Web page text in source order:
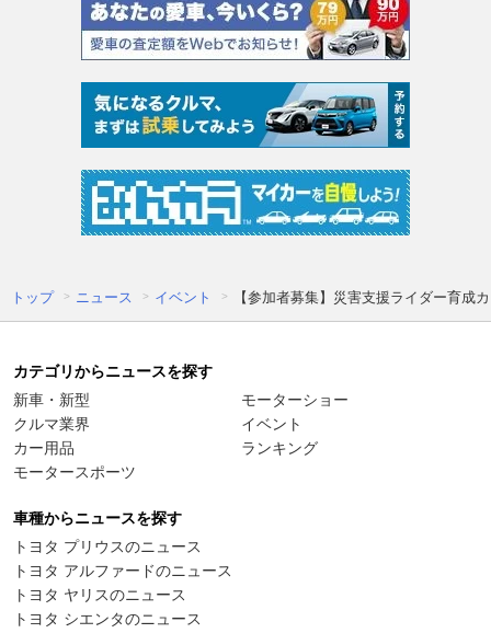
トップ ニュース イベント 【参加者募集】災害支援ライダー育成
カテゴリからニュースを探す
新車・新型
クルマ業界
カー用品
モータースポーツ
モーターショー
イベント
ランキング
車種からニュースを探す
トヨタ プリウスのニュース
トヨタ アルファードのニュース
トヨタ ヤリスのニュース
トヨタ シエンタのニュース